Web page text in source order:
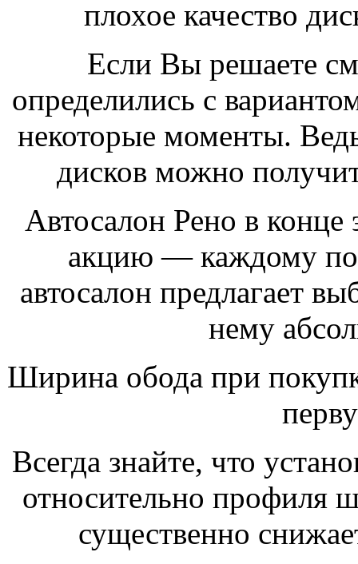
плохое качество
Если Вы решаете
определились с
некоторые моменты.
дисков можно
Автосалон Рено в конце
акцию — каждому
автосалон предлагает
нему
Ширина обода при
Всегда знайте, что
относительно профиля
существенно